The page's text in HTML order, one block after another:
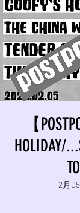
【
HOLIDAY/
2月